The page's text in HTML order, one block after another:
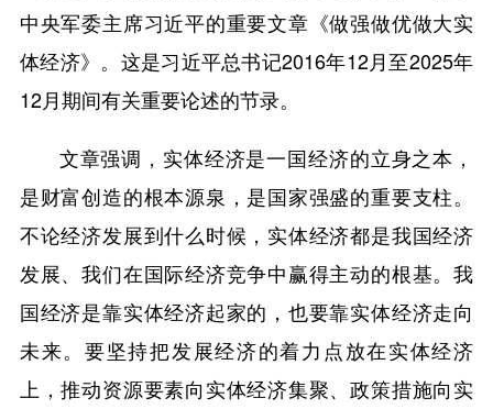
中央军委主席习近平的重要文章《做强做优做大实
体经济》。这是习近平总书记2016年12月至2025年
12月期间有关重要论述的节录。
文章强调，实体经济是一国经济的立身之本，
是财富创造的根本源泉，是国家强盛的重要支柱。
不论经济发展到什么时候，实体经济都是我国经济
发展、我们在国际经济竞争中赢得主动的根基。我
国经济是靠实体经济起家的，也要靠实体经济走向
未来。要坚持把发展经济的着力点放在实体经济
上，推动资源要素向实体经济集聚、政策措施向实